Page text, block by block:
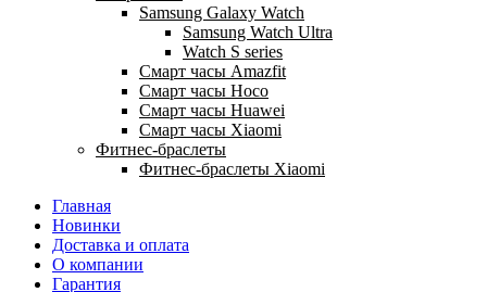
Samsung Galaxy Watch
Samsung Watch Ultra
Watch S series
Смарт часы Amazfit
Смарт часы Hoco
Смарт часы Huawei
Смарт часы Xiaomi
Фитнес-браслеты
Фитнес-браслеты Xiaomi
Главная
Новинки
Доставка и оплата
О компании
Гарантия